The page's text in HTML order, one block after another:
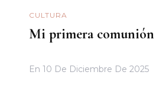
CULTURA
Mi primera comunión
En 10 De Diciembre De 2025